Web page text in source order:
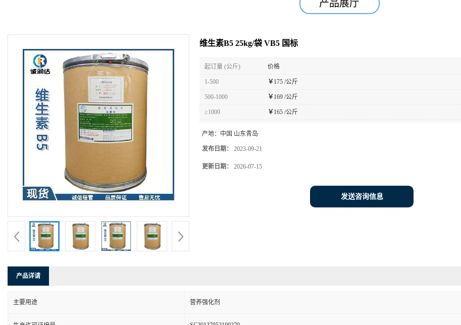
产品展厅
维生素B5 25kg/袋 VB5 国标
起订量 (公斤) 价格
1-500 ￥ 175 /公斤
500-1000 ￥ 169 /公斤
≥1000 ￥ 165 /公斤
产地： 中国 山东青岛
发布日期： 2023-09-21
更新日期： 2026-07-15
发送咨询信息
产品详请
主要用途 营养强化剂